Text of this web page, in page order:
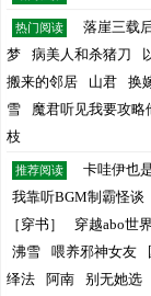
热门阅读 落崖三载
梦
病美人和杀猪刀
搬来的邻居
山君 换
雪
魔君听见我要攻略
枝
推荐阅读 卡哇伊也
我靠听BGM制霸怪谈
［穿书］
穿越abo世
沸雪
喂养邪神女友
绎法
阿南 别无她选